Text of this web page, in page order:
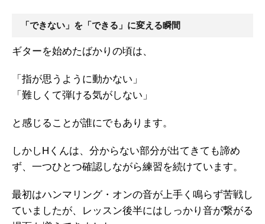
「できない」を「できる」に変える瞬間
ギターを始めたばかりの頃は、
「指が思うように動かない」
「難しくて弾ける気がしない」
と感じることが誰にでもあります。
しかしHくんは、分からない部分が出てきても諦め
ず、一つひとつ確認しながら練習を続けています。
最初はハンマリング・オンの音が上手く鳴らず苦戦し
ていましたが、レッスン後半にはしっかり音が繋がる